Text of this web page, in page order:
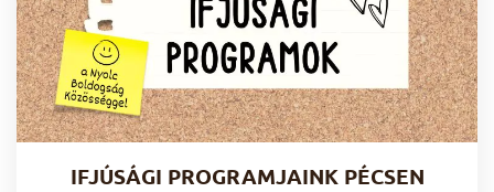
IFJÚSÁGI PROGRAMJAINK PÉCSEN